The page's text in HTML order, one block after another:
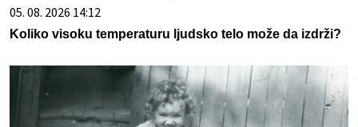
05. 08. 2026 14:12
Koliko visoku temperaturu ljudsko telo može da izdrži?